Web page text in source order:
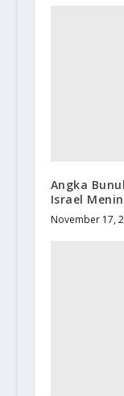
Angka
Israel
November 17,